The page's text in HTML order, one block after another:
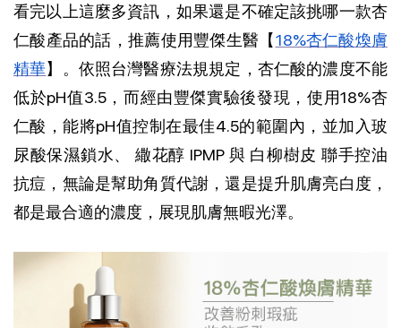
看完以上這麼多資訊，如果還是不確定該挑哪一款杏
仁酸產品的話，推薦使用豐傑生醫【18%杏仁酸煥膚
精華】。依照台灣醫療法規規定，杏仁酸的濃度不能
低於pH值3.5，而經由豐傑實驗後發現，使用18%杏
仁酸，能將pH值控制在最佳4.5的範圍內，並加入玻
尿酸保濕鎖水、 繖花醇 IPMP 與 白柳樹皮 聯手控油
抗痘，無論是幫助角質代謝，還是提升肌膚亮白度，
都是最合適的濃度，展現肌膚無暇光澤。